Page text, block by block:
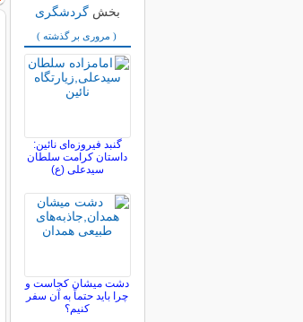
بخش گردشگری
( مروری بر گذشته )
گنبد فیروزه‌ای نائین:
داستان کرامت سلطان
سیدعلی (ع)
دشت میشان کجاست و
چرا باید حتماً به آن سفر
کنیم؟